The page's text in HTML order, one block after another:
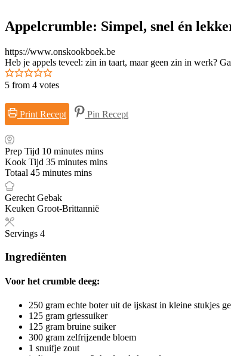
Appelcrumble: Simpel, snel én
https://www.onskookboek.be
Heb je appels teveel: zin in taart, maar geen zin in werk?
5 from 4 votes
Print Recept Pin Recept
Prep Tijd 10 minutes mins
Kook Tijd 35 minutes mins
Totaal 45 minutes mins
Gerecht Gebak
Keuken Groot-Brittannië
Servings 4
Ingrediënten
Voor het crumble deeg:
250 gram echte boter uit de ijskast in kleine stukjes
125 gram griessuiker
125 gram bruine suiker
300 gram zelfrijzende bloem
1 snuifje zout